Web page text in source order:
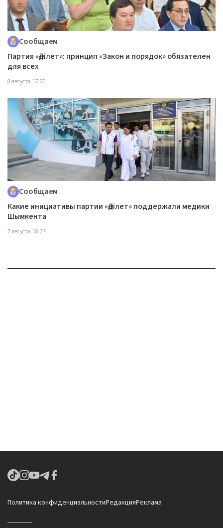
Сообщаем
Партия «Әділет»: принцип «Закон и порядок» обязателен
для всех
8 августа, 17:20
Сообщаем
Какие инициативы партии «Әділет» поддержали медики
Шымкента
7 августа, 18:27
Политика конфиденциальностиРедакцияРеклама